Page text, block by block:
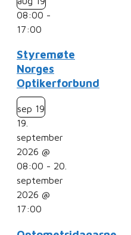
08:00 -
17:00
Styremøte
Norges
Optikerforbund
sep 19
19.
september
2026 @
08:00 - 20.
september
2026 @
17:00